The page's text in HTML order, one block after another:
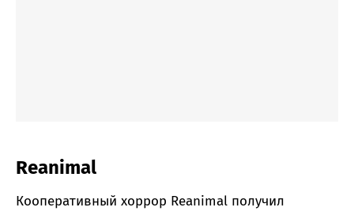
Reanimal
Кооперативный хоррор Reanimal получил